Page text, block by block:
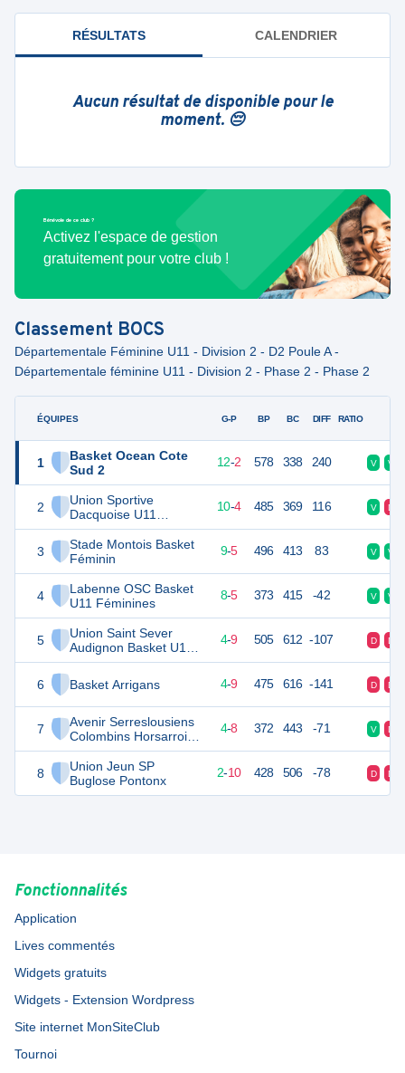
RÉSULTATS CALENDRIER
Aucun résultat de disponible pour le
moment. 😔
Bénévole de ce club ?
Activez l'espace de gestion
gratuitement pour votre club !
Classement BOCS
Départementale Féminine U11 - Division 2 - D2 Poule A -
Départementale féminine U11 - Division 2 - Phase 2 - Phase 2
ÉQUIPES
1
Basket Ocean Cote
Sud 2
2
Union Sportive
Dacquoise U11
Féminines
3
Stade Montois Basket
Féminin
4
Labenne OSC Basket
U11 Féminines
5
Union Saint Sever
Audignon Basket U11
Féminines
6
Basket Arrigans
7
Avenir Serreslousiens
Colombins Horsarrois
U11 Féminines
8
Union Jeun SP
Buglose Pontonx
G-P BP BC DIFF RATIO
26 12-2 578 338 240 V V
10-4 485 369 116 V D
23 14 9-5 496 413 83 V V
22 14 8-5 373 415 -42 V V
18 4-9 505 612 -107 D D
18 4-9 475 616 -141 D D
17 14 4-8 372 443 -71 V D
2-10 428 506 -78 D D
Fonctionnalités
Application
Lives commentés
Widgets gratuits
Widgets - Extension Wordpress
Site internet MonSiteClub
Tournoi